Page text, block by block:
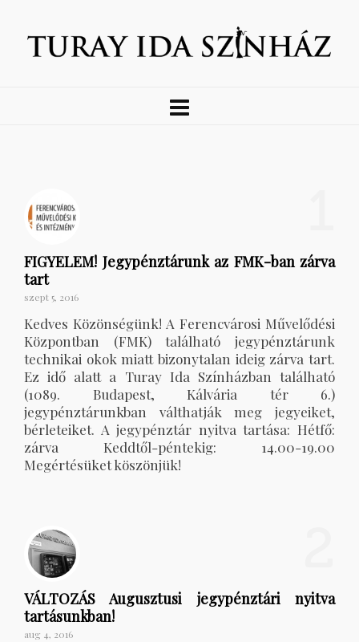
FIGYELEM! Jegypénztárunk az FMK-ban zárva
tart
szept 5, 2016
Kedves Közönségünk! A Ferencvárosi Művelődési
Központban (FMK) található jegypénztárunk
technikai okok miatt bizonytalan ideig zárva tart.
Ez idő alatt a Turay Ida Színházban található
(1089. Budapest, Kálvária tér 6.)
jegypénztárunkban válthatják meg jegyeiket,
bérleteiket. A jegypénztár nyitva tartása: Hétfő:
zárva Keddtől-péntekig: 14.00-19.00
Megértésüket köszönjük!
VÁLTOZÁS Augusztusi jegypénztári nyitva
tartásunkban!
aug 4, 2016